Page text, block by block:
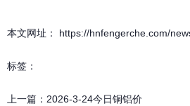
本文网址： https://hnfengerche.com/
标签：
上一篇： 2026-3-24今日铜铝价